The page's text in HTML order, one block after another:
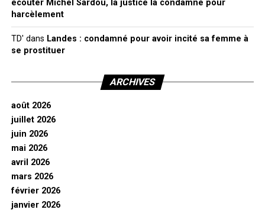
écouter Michel Sardou, la justice la condamne pour
harcèlement
TD' dans Landes : condamné pour avoir incité sa femme à
se prostituer
ARCHIVES
août 2026
juillet 2026
juin 2026
mai 2026
avril 2026
mars 2026
février 2026
janvier 2026